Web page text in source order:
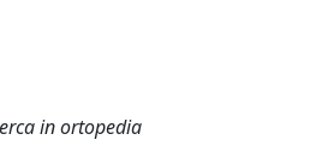
in ortopedia